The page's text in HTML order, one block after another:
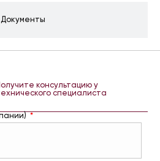
Документы
Получите консультацию у
специалиста